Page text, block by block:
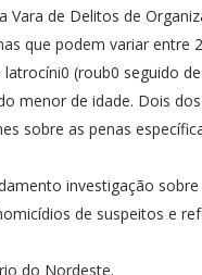
Vara de Delitos de
que podem variar entre
(roub0 seguido
menor de idade. Dois
sobre as penas
investigação
de suspeitos e
do Nordeste.